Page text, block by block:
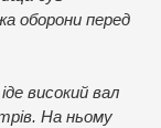
оборони перед
високий вал
На ньому